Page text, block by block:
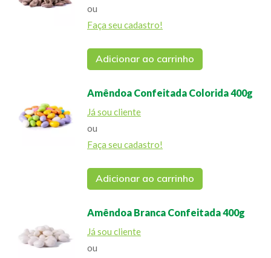
ou
Faça seu cadastro!
Adicionar ao carrinho
Amêndoa Confeitada Colorida 400g
Já sou cliente
ou
Faça seu cadastro!
Adicionar ao carrinho
Amêndoa Branca Confeitada 400g
Já sou cliente
ou